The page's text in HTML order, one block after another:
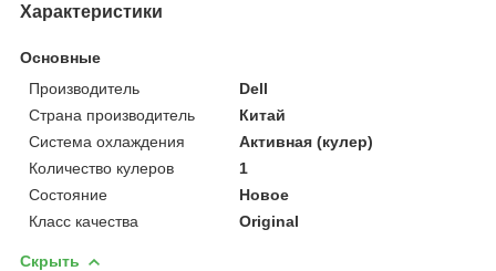
Характеристики
Основные
Производитель
Dell
Страна производитель
Китай
Система охлаждения
Активная (кулер)
Количество кулеров
1
Состояние
Новое
Класс качества
Original
Скрыть